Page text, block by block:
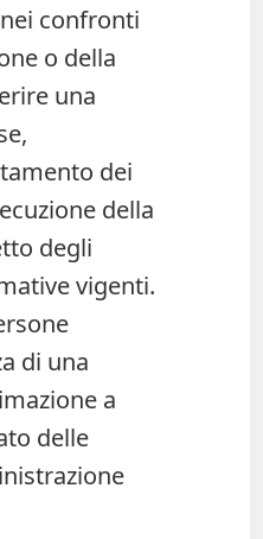
confronti
o della
una
dei
della
degli
vigenti.
di una
a
delle